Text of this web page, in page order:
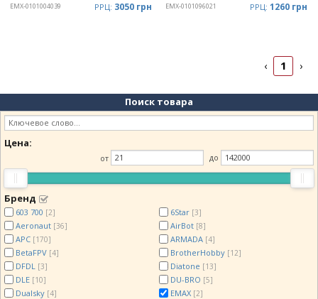
EMX-0101004039 РРЦ: 3050 грн EMX-0101096021 РРЦ: 1260 грн
‹ 1 ›
Поиск товара
Цена:
от до
Бренд
603 700 [2] 6Star [3]
Aeronaut [36] AirBot [8]
APC [170] ARMADA [4]
BetaFPV [4] BrotherHobby [12]
DFDL [3] Diatone [13]
DLE [10] DU-BRO [5]
Dualsky [4] EMAX [2]